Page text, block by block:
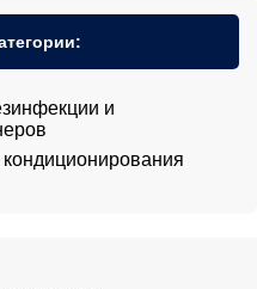
и
кондиционирования